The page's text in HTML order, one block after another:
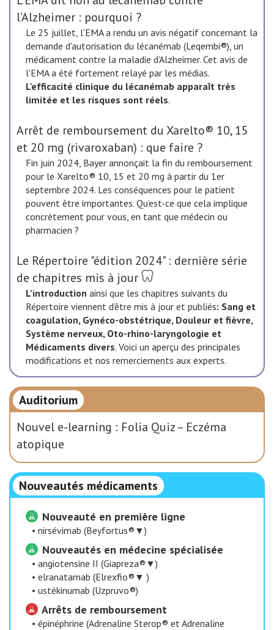
l’Alzheimer : pourquoi ?
Le 25 juillet, l'EMA a rendu un avis négatif concernant la
demande d'autorisation du lécanémab (Leqembi®), un
médicament contre la maladie d’Alzheimer. Cet avis de
l'EMA a été fortement relayé par les médias.
L'efficacité clinique du lécanémab apparaît très
limitée et les risques sont réels.
Arrêt de remboursement du Xarelto® 10, 15
et 20 mg (rivaroxaban) : que faire ?
Fin juin 2024, Bayer annonçait la fin du remboursement
pour le Xarelto® 10, 15 et 20 mg à partir du 1er
septembre 2024. Les conséquences pour le patient
pouvent être importantes. Qu’est-ce que cela implique
concrètement pour vous, en tant que médecin ou
pharmacien ?
Le Répertoire "édition 2024" : dernière série
de chapitres mis à jour
L’introduction ainsi que les chapitres suivants du
Répertoire viennent d’être mis à jour et publiés: Sang et
coagulation, Gynéco-obstétrique, Douleur et fièvre,
Système nerveux, Oto-rhino-laryngologie et
Médicaments divers. Voici un aperçu des principales
modifications et nos remerciements aux experts.
Auditorium
Nouvel e-learning : Folia Quiz – Eczéma
atopique
Nouveautés médicaments
Nouveauté en première ligne
• nirsévimab (Beyfortus®▼)
Nouveautés en médecine spécialisée
• angiotensine II (Giapreza®▼)
• elranatamab (Elrexfio®▼ )
• ustékinumab (Uzpruvo®)
Arrêts de remboursement
• épinéphrine (Adrenaline Sterop® et Adrenaline